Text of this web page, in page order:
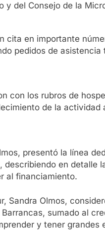
y del Consejo de la
cita en importante
pedidos de asistencia
con los rubros de
de la actividad
presentó la línea
en detalle
al financiamiento.
Sandra Olmos,
sumado al
y tener grandes